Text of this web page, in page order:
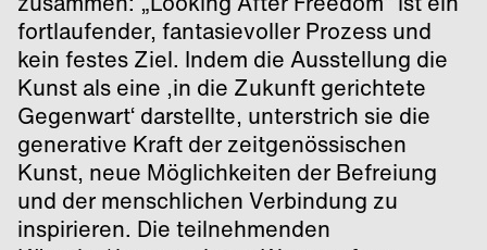
fortlaufender, fantasievoller Prozess und
kein festes Ziel. Indem die Ausstellung die
Kunst als eine ‚in die Zukunft gerichtete
Gegenwart‘ darstellte, unterstrich sie die
generative Kraft der zeitgenössischen
Kunst, neue Möglichkeiten der Befreiung
und der menschlichen Verbindung zu
inspirieren. Die teilnehmenden